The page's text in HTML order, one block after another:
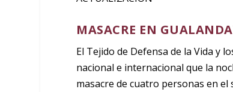
MASACRE EN
El Tejido de Defensa de la Vida y
nacional e internacional que la
masacre de cuatro personas en el